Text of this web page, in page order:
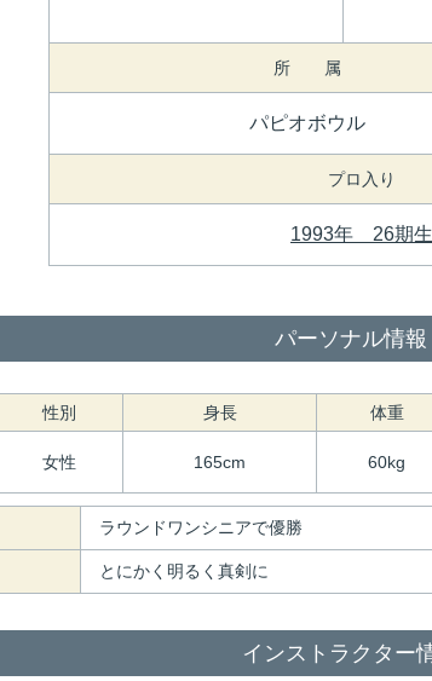
所 属
パピオボウル
プロ入り
1993年 26期生
パーソナル情報
性別 身長 体重
女性 165cm 60kg
ラウンドワンシニアで優勝
とにかく明るく真剣に
インストラクター